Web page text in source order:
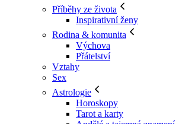
Příběhy ze života
Inspirativní ženy
Rodina & komunita
Výchova
Přátelství
Vztahy
Sex
Astrologie
Horoskopy
Tarot a karty